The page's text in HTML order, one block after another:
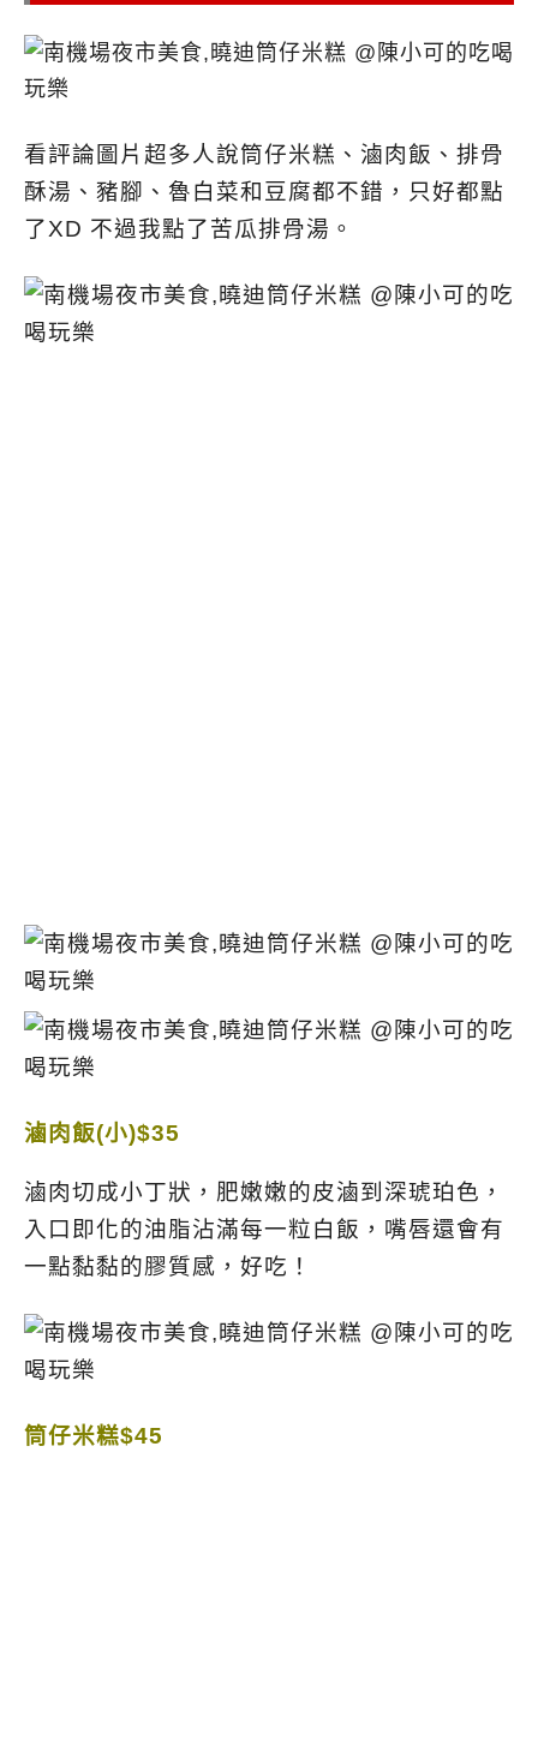
看評論圖片超多人說筒仔米糕、滷肉飯、排骨
酥湯、豬腳、魯白菜和豆腐都不錯，只好都點
了XD 不過我點了苦瓜排骨湯。
滷肉飯(小)$35
滷肉切成小丁狀，肥嫩嫩的皮滷到深琥珀色，
入口即化的油脂沾滿每一粒白飯，嘴唇還會有
一點黏黏的膠質感，好吃！
筒仔米糕$45